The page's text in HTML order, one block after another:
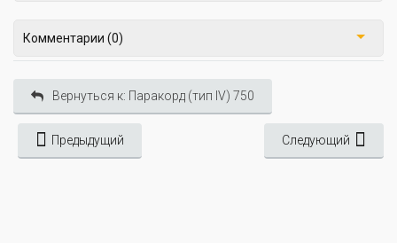
Комментарии (0)
Вернуться к: Паракорд (тип IV) 750
Предыдущий Следующий